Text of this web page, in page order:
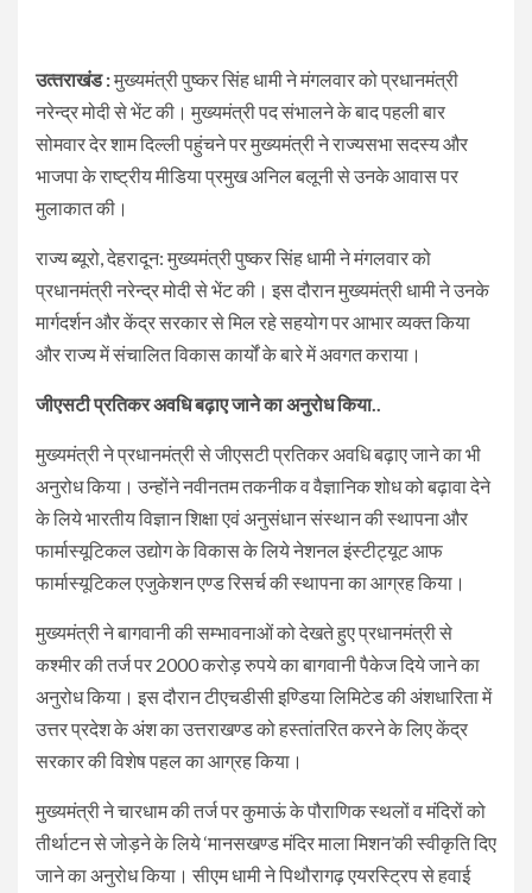
उत्‍तराखंड :मुख्यमंत्री पुष्कर सिंह धामी ने मंगलवार को प्रधानमंत्री
नरेन्द्र मोदी से भेंट की। मुख्यमंत्री पद संभालने के बाद पहली बार
सोमवार देर शाम दिल्ली पहुंचने पर मुख्यमंत्री ने राज्यसभा सदस्य और
भाजपा के राष्ट्रीय मीडिया प्रमुख अनिल बलूनी से उनके आवास पर
मुलाकात की।
राज्य ब्यूरो, देहरादून: मुख्यमंत्री पुष्कर सिंह धामी ने मंगलवार को
प्रधानमंत्री नरेन्द्र मोदी से भेंट की। इस दौरान मुख्‍यमंत्री धामी ने उनके
मार्गदर्शन और केंद्र सरकार से मिल रहे सहयोग पर आभार व्यक्त किया
और राज्य में संचालित विकास कार्यों के बारे में अवगत कराया।
जीएसटी प्रतिकर अवधि बढ़ाए जाने का अनुरोध किया..
मुख्यमंत्री ने प्रधानमंत्री से जीएसटी प्रतिकर अवधि बढ़ाए जाने का भी
अनुरोध किया। उन्होंने नवीनतम तकनीक व वैज्ञानिक शोध को बढ़ावा देने
के लिये भारतीय विज्ञान शिक्षा एवं अनुसंधान संस्थान की स्थापना और
फार्मास्यूटिकल उद्योग के विकास के लिये नेशनल इंस्टीट्यूट आफ
फार्मास्यूटिकल एजुकेशन एण्ड रिसर्च की स्थापना का आग्रह किया।
मुख्यमंत्री ने बागवानी की सम्भावनाओं को देखते हुए प्रधानमंत्री से
कश्मीर की तर्ज पर 2000 करोड़ रुपये का बागवानी पैकेज दिये जाने का
अनुरोध किया। इस दौरान टीएचडीसी इण्डिया लिमिटेड की अंशधारिता में
उत्तर प्रदेश के अंश का उत्तराखण्ड को हस्तांतरित करने के लिए केंद्र
सरकार की विशेष पहल का आग्रह किया।
मुख्यमंत्री ने चारधाम की तर्ज पर कुमाऊं के पौराणिक स्थलों व मंदिरों को
तीर्थाटन से जोड़ने के लिये ‘मानसखण्ड मंदिर माला मिशन’की स्वीकृति दिए
जाने का अनुरोध किया। सीएम धामी ने पिथौरागढ़ एयरस्ट्रिप से हवाई